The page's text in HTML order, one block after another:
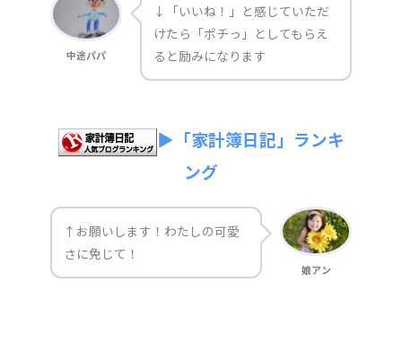
中途パパ
↓「いいね！」と感じていただ
けたら「ポチっ」としてもらえ
ると励みになります
▶「家計簿日記」ランキ
ング
↑お願いします！わたしの可愛
さに免じて！
娘アン